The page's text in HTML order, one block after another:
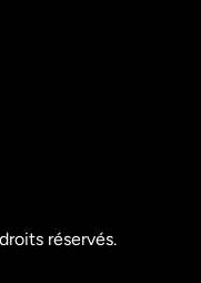
réservés.